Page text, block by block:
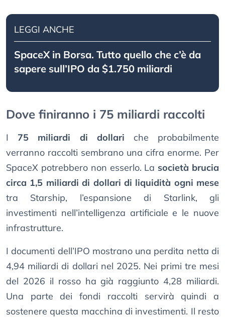
LEGGI ANCHE
SpaceX in Borsa. Tutto quello che c’è da
sapere sull’IPO da $1.750 miliardi
Dove finiranno i 75 miliardi raccolti
I 75 miliardi di dollari che probabilmente
verranno raccolti sembrano una cifra enorme. Per
SpaceX potrebbero non esserlo. La società brucia
circa 1,5 miliardi di dollari di liquidità ogni mese
tra Starship, l’espansione di Starlink, gli
investimenti nell’intelligenza artificiale e le nuove
infrastrutture.
I documenti dell’IPO mostrano una perdita netta di
4,94 miliardi di dollari nel 2025. Nei primi tre mesi
del 2026 il rosso ha già raggiunto 4,28 miliardi.
Una parte dei fondi raccolti servirà quindi a
sostenere questa macchina di investimenti. Il resto